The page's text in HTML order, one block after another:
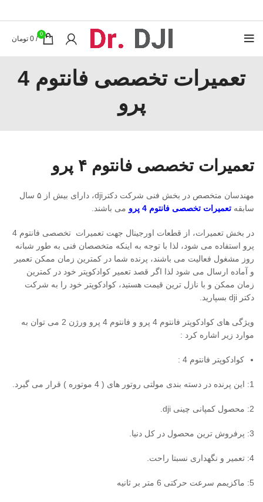
0
/
0 تومان
تعمیرات تخصصی فانتوم 4
پرو
تعمیرات تخصصی فانتوم ۴ پرو
مهندسان متخصص در بخش فنی شرکت دکترdji، دارای بیش از ۵ سال
سابقه تعمیرات تخصصی فانتوم 4 پرو می باشند.
در بخش تعمیرات، از قطعات اورجینال جهت تعمیرات تخصصی فانتوم 4
پرو استفاده می شود، لذا با توجه به اینکه متخصصان فنی به طور شبانه
روز مشغول فعالیت می باشند، پرنده شما در کمترین زمان ممکن تعمیر
و آماده ارسال می شود لذا اگر قصد تعمیر کوادکوپتر خود در کمترین
زمان ممکن و با نازل ترین قیمت هستید، کوادکوپتر خود را به شرکت
دکتر dji بسپارید.
ویژگی های کوادکوپتر فانتوم 4 پرو و فانتوم 4 پرو ورژن 2 می توان به
موارد زیر اشاره کرد :
کوادکوپتر فانتوم 4 :
1: این پرنده در دسته بندی مولتی روتور های ( 4 موتوره ) قرار می گیرد.
2: محصول کمپانی چینی dji.
3: پرفروش ترین محصول در کل دنیا.
4: تعمیر و نگهداری نسبتا راحت.
5: ماکزیمم سرعت حرکتی 6 متر بر ثانیه